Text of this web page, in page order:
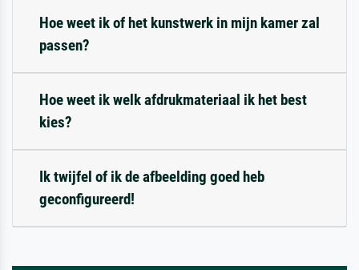
Hoe weet ik of het kunstwerk in mijn kamer zal
passen?
Hoe weet ik welk afdrukmateriaal ik het best
kies?
Ik twijfel of ik de afbeelding goed heb
geconfigureerd!